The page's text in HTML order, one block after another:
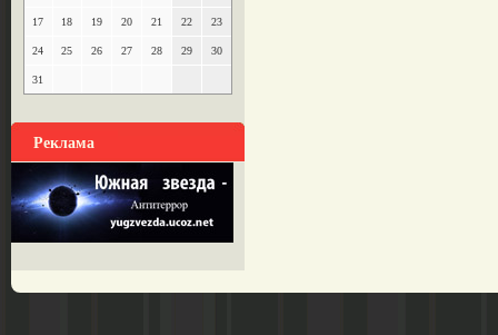
17 18 19 20 21 22 23
24 25 26 27 28 29 30
31
Реклама